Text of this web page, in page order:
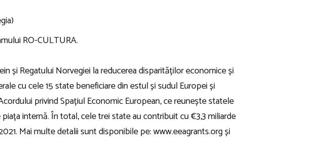
RO-CULTURA.
și Regatului Norvegiei la reducerea disparităților economice și
cu cele 15 state beneficiare din estul și sudul Europei și
privind Spațiul Economic European, ce reunește statele
internă. În total, cele trei state au contribuit cu €3,3 miliarde
Mai multe detalii sunt disponibile pe: www.eeagrants.org și